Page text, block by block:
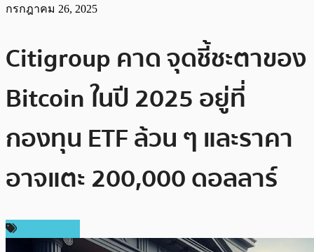
กรกฎาคม 26, 2025
Citigroup คาด จุดชี้ชะตาของ
Bitcoin ในปี 2025 อยู่ที่
กองทุน ETF ล้วน ๆ และราคา
อาจแตะ 200,000 ดอลลาร์